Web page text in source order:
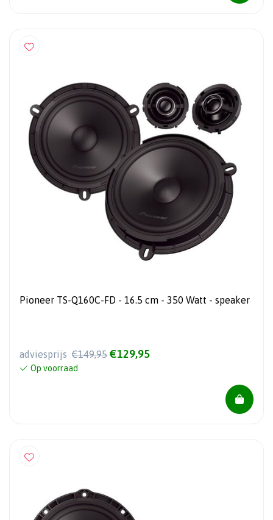
Pioneer TS-Q160C-FD - 16.5 cm - 350 Watt - speaker
adviesprijs €149,95 €129,95
Op voorraad